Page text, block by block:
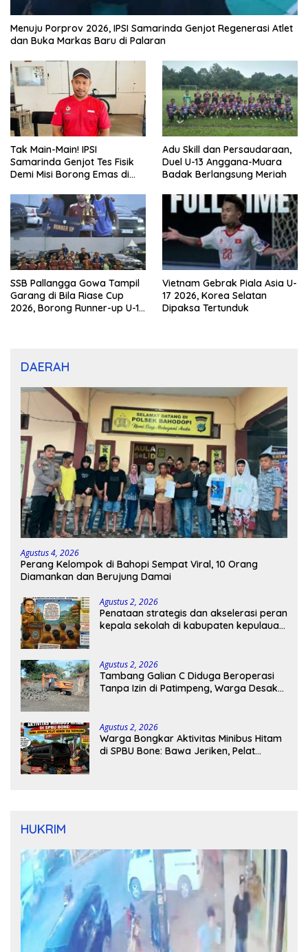
Menuju Porprov 2026, IPSI Samarinda Genjot Regenerasi Atlet
dan Buka Markas Baru di Palaran
Tak Main-Main! IPSI
Samarinda Genjot Tes Fisik
Demi Misi Borong Emas di
Adu Skill dan Persaudaraan,
Duel U-13 Anggana-Muara
Badak Berlangsung Meriah
SSB Pallangga Gowa Tampil
Garang di Bila Riase Cup
2026, Borong Runner-up U-10
Vietnam Gebrak Piala Asia U-
17 2026, Korea Selatan
Dipaksa Tertunduk
DAERAH
Agustus 4, 2026
Perang Kelompok di Bahopi Sempat Viral, 10 Orang
Diamankan dan Berujung Damai
Agustus 2, 2026
Penataan strategis dan akselerasi peran
kepala sekolah di kabupaten kepulauan
Agustus 2, 2026
Tambang Galian C Diduga Beroperasi
Tanpa Izin di Patimpeng, Warga Desak
Agustus 2, 2026
Warga Bongkar Aktivitas Minibus Hitam
di SPBU Bone: Bawa Jeriken, Pelat
HUKRIM